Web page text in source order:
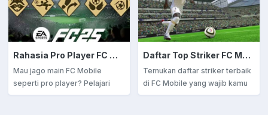
rahasianya sekarang!
Rahasia Pro Player FC Mobile: Pilih Playstyle yang Sesuai dan Dominasilah Lapangan!
Mau jago main FC Mobile
seperti pro player? Pelajari
rahasia dominasi lapangan
Daftar Top Striker FC Mobile! Mesin Gol Terbaik yang Wajib Kamu Punya!
Temukan daftar striker terbaik
di FC Mobile yang wajib kamu
punya! Dari Mbappé hingga